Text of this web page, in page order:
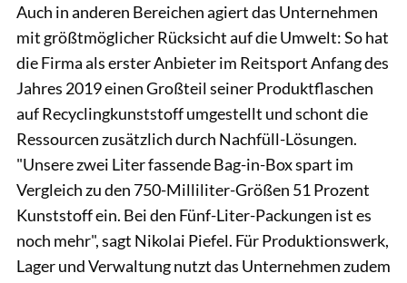
Auch in anderen Bereichen agiert das Unternehmen
mit größtmöglicher Rücksicht auf die Umwelt: So hat
die Firma als erster Anbieter im Reitsport Anfang des
Jahres 2019 einen Großteil seiner Produktflaschen
auf Recyclingkunststoff umgestellt und schont die
Ressourcen zusätzlich durch Nachfüll-Lösungen.
"Unsere zwei Liter fassende Bag-in-Box spart im
Vergleich zu den 750-Milliliter-Größen 51 Prozent
Kunststoff ein. Bei den Fünf-Liter-Packungen ist es
noch mehr", sagt Nikolai Piefel. Für Produktionswerk,
Lager und Verwaltung nutzt das Unternehmen zudem